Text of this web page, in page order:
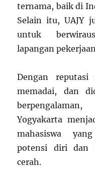
ternama, baik di
Selain itu, UAJY
untuk
lapangan
Dengan
memadai, dan
Yogyakarta
mahasiswa
potensi diri dan
cerah.